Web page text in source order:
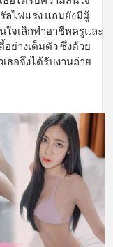
ลไฟแรง แถมยังมีผู้
จเลิกทำอาชีพครูและ
ย่างเต็มตัว ซึ่งด้วย
ธอจึงได้รับงานถ่าย